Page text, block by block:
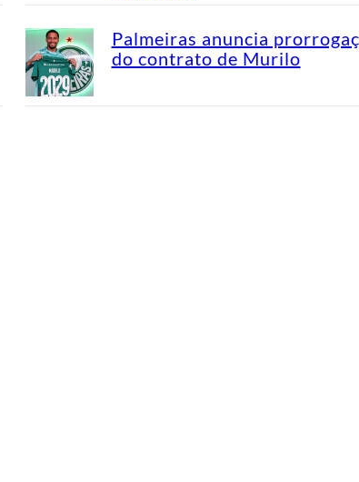
Palmeiras anuncia
do contrato de Murilo